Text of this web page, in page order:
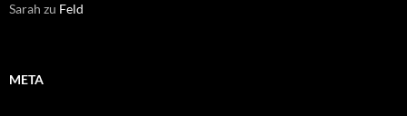
Sarah zu Feld
META